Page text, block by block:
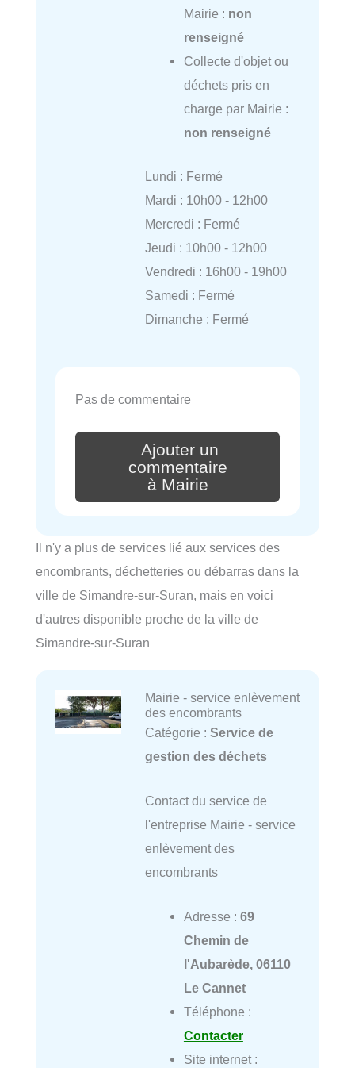
Mairie : non
renseigné
Collecte d'objet ou
déchets pris en
charge par Mairie :
non renseigné
Lundi : Fermé
Mardi : 10h00 - 12h00
Mercredi : Fermé
Jeudi : 10h00 - 12h00
Vendredi : 16h00 - 19h00
Samedi : Fermé
Dimanche : Fermé
Pas de commentaire
Ajouter un
commentaire
à Mairie
Il n'y a plus de services lié aux services des
encombrants, déchetteries ou débarras dans la
ville de Simandre-sur-Suran, mais en voici
d'autres disponible proche de la ville de
Simandre-sur-Suran
Mairie - service enlèvement
des encombrants
Catégorie : Service de
gestion des déchets
Contact du service de
l'entreprise Mairie - service
enlèvement des
encombrants
Adresse : 69
Chemin de
l'Aubarède, 06110
Le Cannet
Téléphone :
Contacter
Site internet :